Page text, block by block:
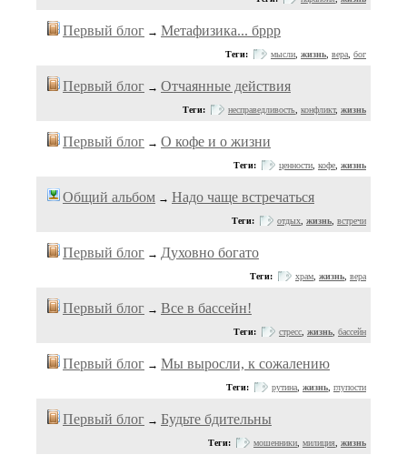
Первый блог → Метафизика... бррр
Теги: мысли жизнь вера бог
Первый блог → Отчаянные действия
Теги: несправедливость конфликт, жизнь
Первый блог → О кофе и о жизни
Теги: ценности кофе жизнь
Общий альбом → Надо чаще встречаться
Теги: отдых жизнь встречи
Первый блог → Духовно богато
Теги: храм жизнь вера
Первый блог → Все в бассейн!
Теги: стресс жизнь бассейн
Первый блог → Мы выросли, к сожалению
Теги: рутина жизнь глупости
Первый блог → Будьте бдительны
Теги: мошенники милиция жизнь